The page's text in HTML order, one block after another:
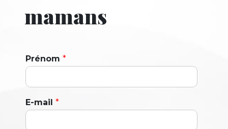
mamans
Prénom *
E-mail *